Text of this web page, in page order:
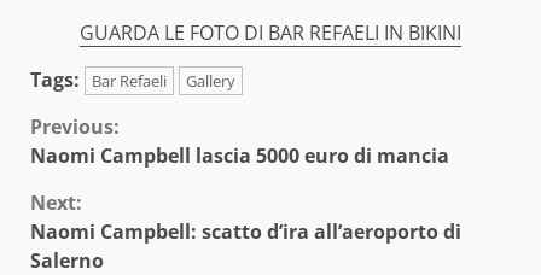
GUARDA LE FOTO DI BAR REFAELI IN BIKINI
Tags:
Bar Refaeli Gallery
Continue
Reading
Previous:
Naomi Campbell lascia 5000 euro di mancia
Next:
Naomi Campbell: scatto d’ira all’aeroporto di
Salerno